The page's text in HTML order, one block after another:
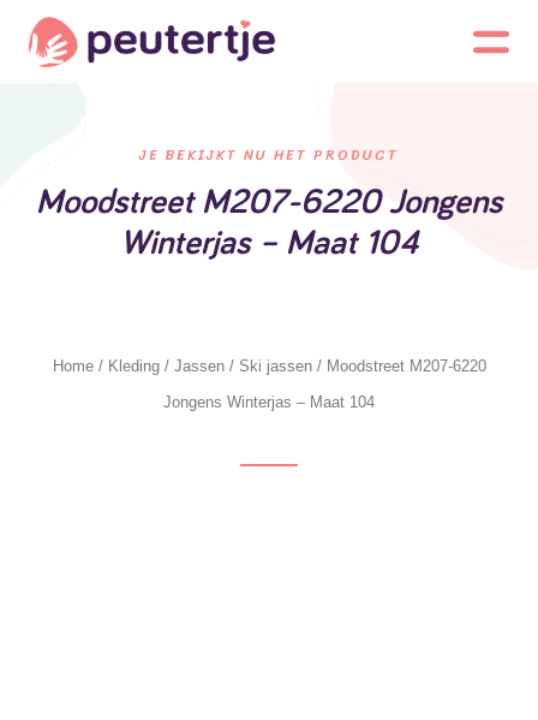
JE BEKIJKT NU HET PRODUCT
Moodstreet M207-6220 Jongens
Winterjas – Maat 104
Home/ Kleding/ Jassen/ Ski jassen/ Moodstreet M207-6220
Jongens Winterjas – Maat 104